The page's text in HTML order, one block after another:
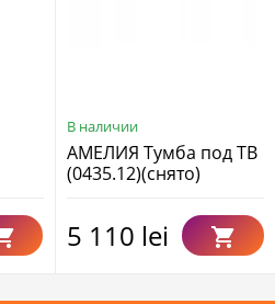
В наличии
АМЕЛИЯ Тумба под ТВ
(0435.12)(снято)
5 110 lei